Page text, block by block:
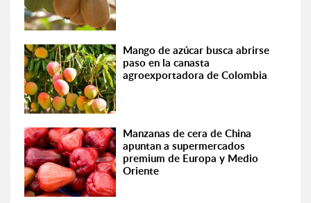
Mango de azúcar busca abrirse
paso en la canasta
agroexportadora de Colombia
Manzanas de cera de China
apuntan a supermercados
premium de Europa y Medio
Oriente